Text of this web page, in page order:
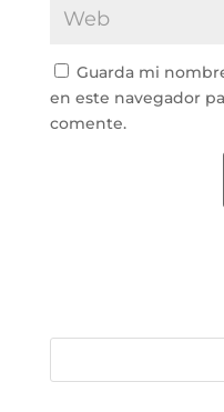
Guarda mi
en este navegador
comente.